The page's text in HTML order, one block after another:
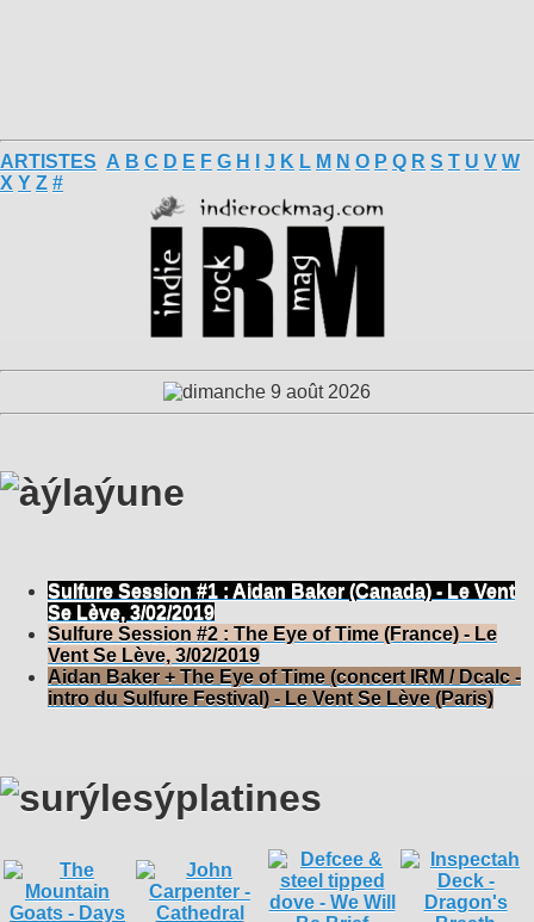
ARTISTES A B C D E F G H J K L M N O P Q R S T U V W
X Y Z #
Sulfure Session #1 : Aidan Baker (Canada) - Le Vent
Se Lève, 3/02/2019
Sulfure Session #2 : The Eye of Time (France) - Le
Vent Se Lève, 3/02/2019
Aidan Baker + The Eye of Time (concert IRM / Dcalc -
intro du Sulfure Festival) - Le Vent Se Lève (Paris)